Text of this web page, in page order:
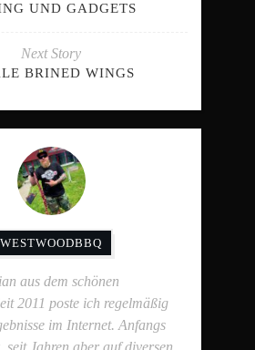
UND GADGETS
Next Story
BRINED WINGS
WESTWOODBBQ
aus dem schönen
2011 poste ich regelmäßig
im Internet. Anfangs